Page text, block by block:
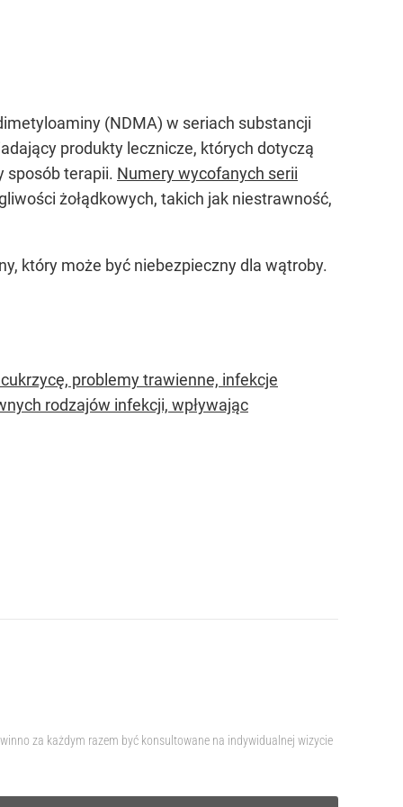
(NDMA) w seriach substancji
produkty lecznicze, których dotyczą
sposób terapii. Numery wycofanych serii
żołądkowych, takich jak niestrawność,
który może być niebezpieczny dla wątroby.
problemy trawienne, infekcje
rodzajów infekcji, wpływając
za każdym razem być konsultowane na indywidualnej wizycie